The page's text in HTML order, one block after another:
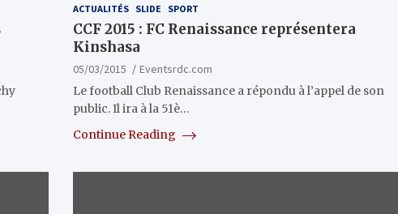
ACTUALITÉS SLIDE SPORT
CCF 2015 : FC Renaissance représentera
Kinshasa
05/03/2015
Eventsrdc.com
Le football Club Renaissance a répondu à l’appel de son
public. Il ira à la 51è…
Continue Reading